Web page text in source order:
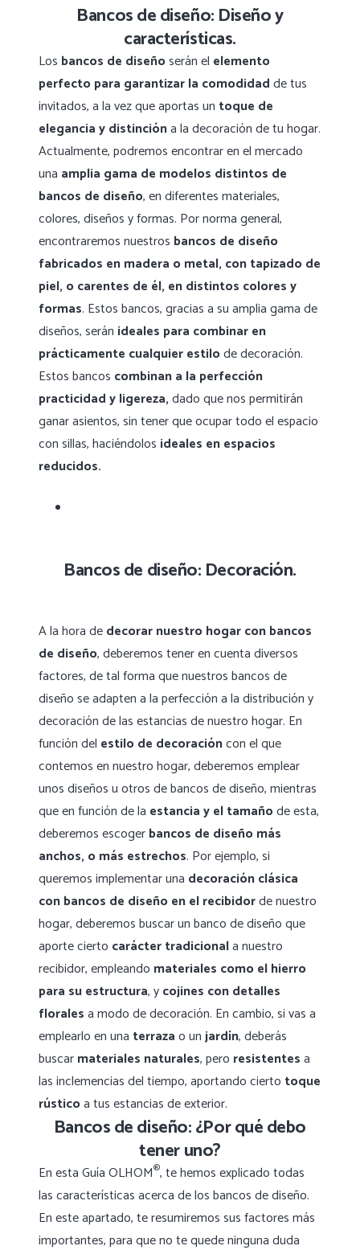
Bancos de diseño: Diseño y
características.
Los bancos de diseñoserán el elemento
perfecto para garantizar la comodidadde tus
invitados, a la vez que aportas un toque de
elegancia y distincióna la decoración de tu hogar.
Actualmente, podremos encontrar en el mercado
una amplia gama de modelos distintos de
bancos de diseño, en diferentes materiales,
colores, diseños y formas. Por norma general,
encontraremos nuestros bancos de diseño
fabricados en madera o metal, con tapizado de
piel, o carentes de él, en distintos colores y
formas. Estos bancos, gracias a su amplia gama de
diseños, serán ideales para combinar en
prácticamente cualquier estilode decoración.
Estos bancos combinan a la perfección
practicidad y ligereza,dado que nos permitirán
ganar asientos, sin tener que ocupar todo el espacio
con sillas, haciéndolos ideales en espacios
reducidos.
Bancos de diseño: Decoración.
A la hora dedecorar nuestro hogar con bancos
de diseño, deberemos tener en cuenta diversos
factores, de tal forma que nuestros bancos de
diseño se adapten a la perfección a la distribución y
decoración de las estancias de nuestro hogar. En
función del estilo de decoracióncon el que
contemos en nuestro hogar, deberemos emplear
unos diseños u otros de bancos de diseño, mientras
que en función de la estancia y el tamañode esta,
deberemos escogerbancos de diseño más
anchos, o más estrechos. Por ejemplo, si
queremos implementar una decoración clásica
con bancos de diseño en el recibidorde nuestro
hogar, deberemos buscar un banco de diseño que
aporte cierto carácter tradicionala nuestro
recibidor, empleando materiales como el hierro
para su estructura, ycojines con detalles
floralesa modo de decoración. En cambio, si vas a
emplearlo en una terrazao unjardín, deberás
buscarmateriales naturales, pero resistentesa
las inclemencias del tiempo, aportando cierto toque
rústicoa tus estancias de exterior.
Bancos de diseño: ¿Por qué debo
tener uno?
En esta Guía OLHOM®, te hemos explicado todas
las características acerca de los bancos de diseño.
En este apartado, te resumiremos sus factores más
importantes, para que no te quede ninguna duda